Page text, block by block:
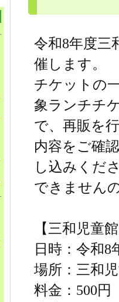
令和8年度三
催します。
チケットの
象ランチチ
で、再販を
内容をご確
し込みくだ
できません
【三和児童
日時：令和8
場所：三和
料金：500円